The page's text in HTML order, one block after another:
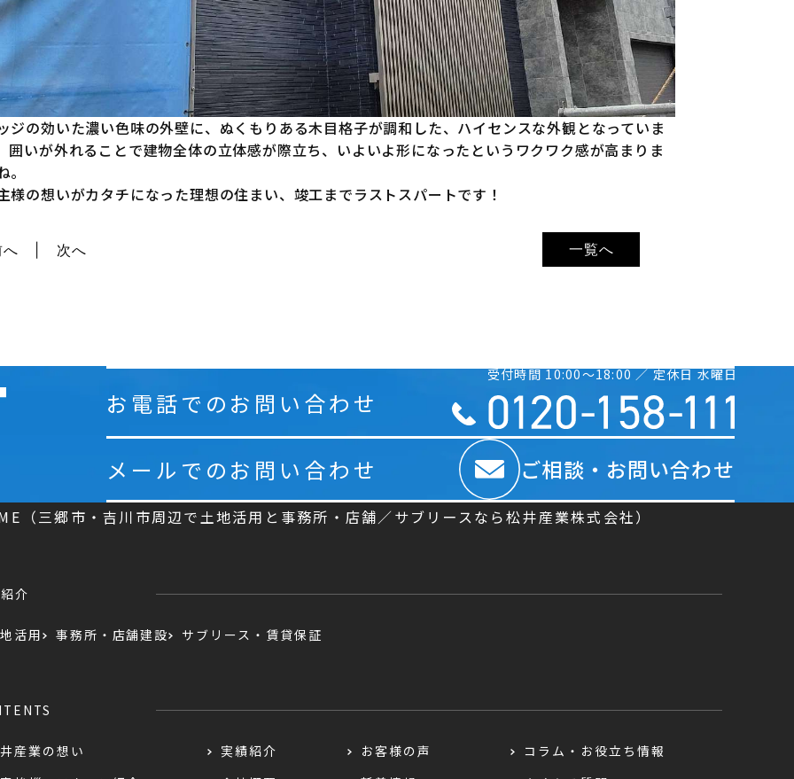
ジの効いた濃い色味の外壁に、ぬくもりある木目格子が調和した、ハイセンスな外観となっていま
囲いが外れることで建物全体の立体感が際立ち、いよいよ形になったというワクワク感が高まりま
。
様の想いがカタチになった理想の住まい、竣工までラストスパートです！
一覧へ
へ 次へ
お電話でのお問い合わせ
受付時間 10:00〜18:00 ／ 定休日 水曜日
メールでのお問い合わせ ご相談・お問い合わせ
（三郷市・吉川市周辺で土地活用と事務所・店舗／サブリースなら松井産業株式会社）
介
活用 事務所・店舗建設 サブリース・賃貸保証
産業の想い 実績紹介 お客様の声
コラム・お役立ち情報